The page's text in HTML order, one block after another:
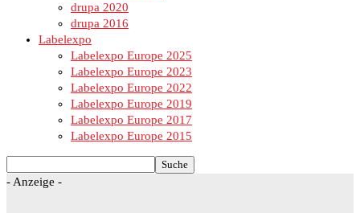
drupa 2020
drupa 2016
Labelexpo
Labelexpo Europe 2025
Labelexpo Europe 2023
Labelexpo Europe 2022
Labelexpo Europe 2019
Labelexpo Europe 2017
Labelexpo Europe 2015
- Anzeige -